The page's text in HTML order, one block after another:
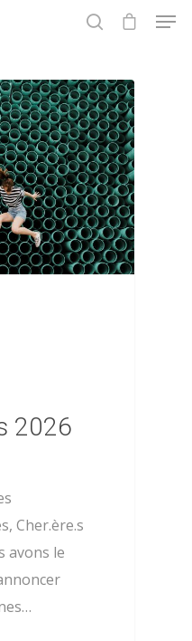
to close
2026
Cher.ère.s
avons le
0